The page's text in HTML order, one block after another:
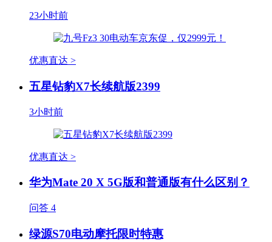
23小时前
优惠直达 >
五星钻豹X7长续航版2399
3小时前
优惠直达 >
华为Mate 20 X 5G版和普通版有什么区别？
问答 4
绿源S70电动摩托限时特惠